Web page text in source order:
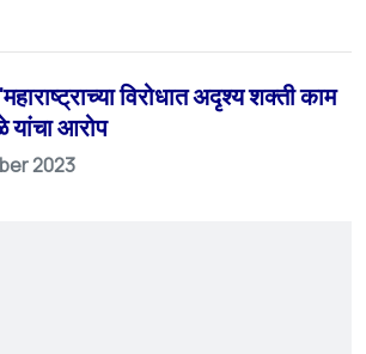
विरोधात अदृश्य शक्ती काम
आरोप
2023